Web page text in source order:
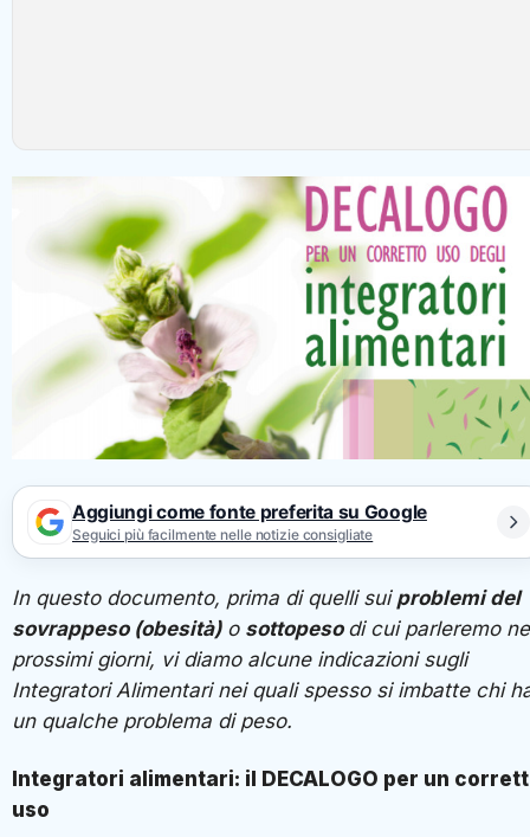
Aggiungi come fonte preferita su Google
Seguici più facilmente nelle notizie consigliate
In questo documento, prima di quelli sui problemi del
sovrappeso (obesità)o sottopeso di cui parleremo
prossimi giorni, vi diamo alcune indicazioni sugli
Integratori Alimentari nei quali spesso si imbatte chi
un qualche problema di peso.
Integratori alimentari: il DECALOGO per un
uso